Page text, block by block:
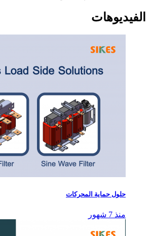
الفيديوهات
حلول حماية المحركات
منذ 7 شهور